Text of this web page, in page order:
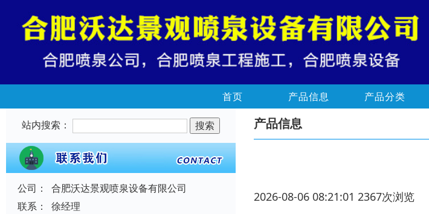
首页 产品信息 产品分类
站内搜索：
公司：
合肥沃达景观喷泉设备有限公司
联系：
徐经理
产品信息
2026-08-06 08:21:01 2367次浏览